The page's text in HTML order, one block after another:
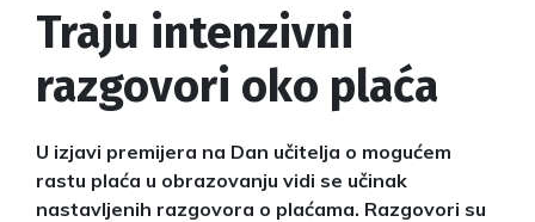
Traju intenzivni
razgovori oko plaća
U izjavi premijera na Dan učitelja o mogućem
rastu plaća u obrazovanju vidi se učinak
nastavljenih razgovora o plaćama. Razgovori su